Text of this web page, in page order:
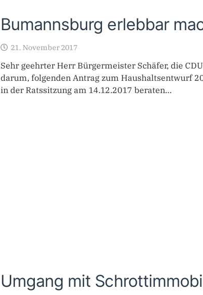
Bumannsburg erlebbar
21. November 2017
Sehr geehrter Herr Bürgermeister Schäfer, die
darum, folgenden Antrag zum Haushaltsentwurf
in der Ratssitzung am 14.12.2017 beraten…
Umgang mit